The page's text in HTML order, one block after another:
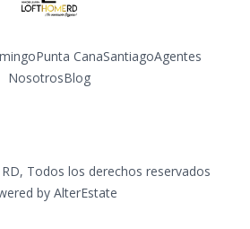
Punta CanaSantiagoAgentes
NosotrosBlog
, Todos los derechos reservados
by AlterEstate